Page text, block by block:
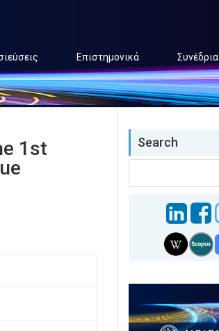
Επιστημονικά Συνέδρια
1st
Search